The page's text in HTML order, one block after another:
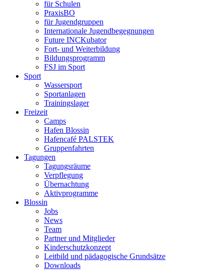
für Schulen
PraxisBO
für Jugendgruppen
Internationale Jugendbegegnungen
Future INCKubator
Fort- und Weiterbildung
Bildungsprogramm
FSJ im Sport
Sport
Wassersport
Sportanlagen
Trainingslager
Freizeit
Camps
Hafen Blossin
Hafencafé PALSTEK
Gruppenfahrten
Tagungen
Tagungsräume
Verpflegung
Übernachtung
Aktivprogramme
Blossin
Jobs
News
Team
Partner und Mitglieder
Kinderschutzkonzept
Leitbild und pädagogische Grundsätze
Downloads